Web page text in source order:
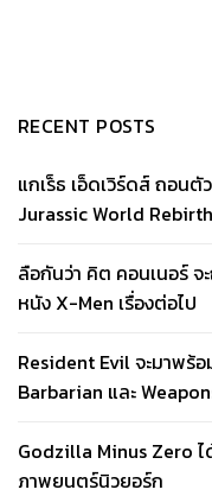
RECENT POSTS
แกเร็ธ เอ็ดเวิร์ดส์ ถอน
Jurassic World Rebirth
ลือกันว่า คิต คอนเนอร์ จ
หนัง X-Men เรื่องต่อไป
Resident Evil จะมาพร้
Barbarian และ
Godzilla Minus Zero
ภาพยนตร์นิวยอร์ก